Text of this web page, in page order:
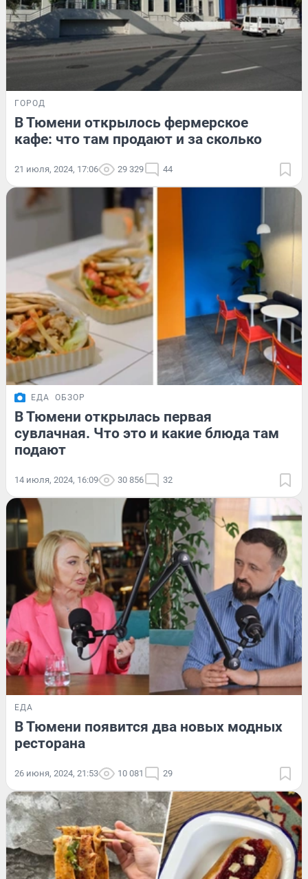
ГОРОД
В Тюмени открылось фермерское
кафе: что там продают и за сколько
21 июля, 2024, 17:06 29 329 44
ЕДА ОБЗОР
В Тюмени открылась первая
сувлачная. Что это и какие блюда там
подают
14 июля, 2024, 16:09 30 856 32
ЕДА
В Тюмени появится два новых модных
ресторана
26 июня, 2024, 21:53 10 081 29